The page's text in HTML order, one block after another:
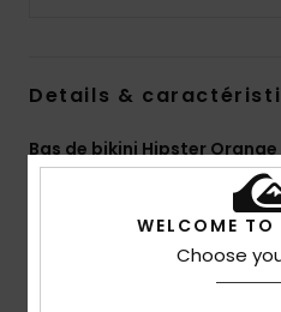
Details &
Bas de bikini Hipster Orange
Caractéristiques
WELCOME TO
Choose